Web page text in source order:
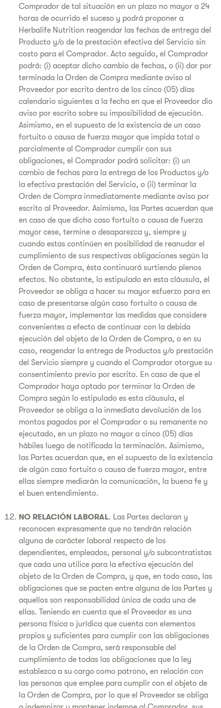
Comprador de tal situación en un plazo no mayor a 24
horas de ocurrido el suceso y podrá proponer a
Herbalife Nutrition reagendar las fechas de entrega del
Producto y/o de la prestación efectiva del Servicio sin
costo para el Comprador. Acto seguido, el Comprador
podrá: (i) aceptar dicho cambio de fechas, o (ii) dar por
terminada la Orden de Compra mediante aviso al
Proveedor por escrito dentro de los cinco (05) días
calendario siguientes a la fecha en que el Proveedor dio
aviso por escrito sobre su imposibilidad de ejecución.
Asimismo, en el supuesto de la existencia de un caso
fortuito o causa de fuerza mayor que impida total o
parcialmente al Comprador cumplir con sus
obligaciones, el Comprador podrá solicitar: (i) un
cambio de fechas para la entrega de los Productos y/o
la efectiva prestación del Servicio, o (ii) terminar la
Orden de Compra inmediatamente mediante aviso por
escrito al Proveedor. Asimismo, las Partes acuerdan que
en caso de que dicho caso fortuito o causa de fuerza
mayor cese, termine o desaparezca y, siempre y
cuando estas continúen en posibilidad de reanudar el
cumplimiento de sus respectivas obligaciones según la
Orden de Compra, ésta continuará surtiendo plenos
efectos. No obstante, lo estipulado en esta cláusula, el
Proveedor se obliga a hacer su mayor esfuerzo para en
caso de presentarse algún caso fortuito o causa de
fuerza mayor, implementar las medidas que considere
convenientes a efecto de continuar con la debida
ejecución del objeto de la Orden de Compra, o en su
caso, reagendar la entrega de Productos y/o prestación
del Servicio siempre y cuando el Comprador otorgue su
consentimiento previo por escrito. En caso de que el
Comprador haya optado por terminar la Orden de
Compra según lo estipulado es esta cláusula, el
Proveedor se obliga a la inmediata devolución de los
montos pagados por el Comprador o su remanente no
ejecutado, en un plazo no mayor a cinco (05) días
hábiles luego de notificada la terminación. Asimismo,
las Partes acuerdan que, en el supuesto de la existencia
de algún caso fortuito o causa de fuerza mayor, entre
ellas siempre mediarán la comunicación, la buena fe y
el buen entendimiento.
NO RELACIÓN LABORAL. Las Partes declaran y
reconocen expresamente que no tendrán relación
alguna de carácter laboral respecto de los
dependientes, empleados, personal y/o subcontratistas
que cada una utilice para la efectiva ejecución del
objeto de la Orden de Compra, y que, en todo caso, las
obligaciones que se pacten entre alguna de las Partes y
aquellos son responsabilidad única de cada una de
ellas. Teniendo en cuenta que el Proveedor es una
persona física o jurídica que cuenta con elementos
propios y suficientes para cumplir con las obligaciones
de la Orden de Compra, será responsable del
cumplimiento de todas las obligaciones que la ley
establezca a su cargo como patrono, en relación con
las personas que emplee para cumplir con el objeto de
la Orden de Compra, por lo que el Proveedor se obliga